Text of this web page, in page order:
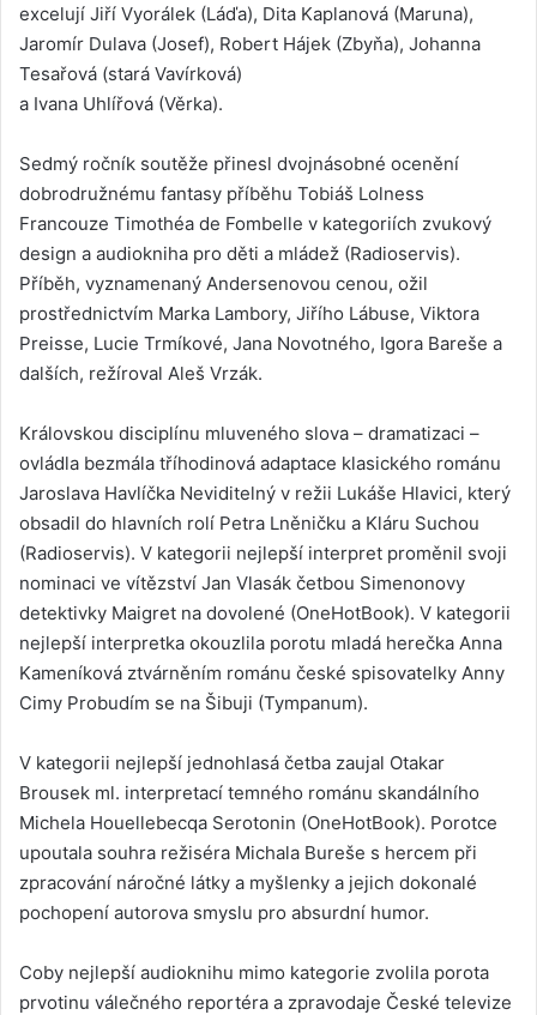
excelují Jiří Vyorálek (Láďa), Dita Kaplanová (Maruna),
Jaromír Dulava (Josef), Robert Hájek (Zbyňa), Johanna
Tesařová (stará Vavírková)
a Ivana Uhlířová (Věrka).
Sedmý ročník soutěže přinesl dvojnásobné ocenění
dobrodružnému fantasy příběhu Tobiáš Lolness
Francouze Timothéa de Fombelle v kategoriích zvukový
design a audiokniha pro děti a mládež (Radioservis).
Příběh, vyznamenaný Andersenovou cenou, ožil
prostřednictvím Marka Lambory, Jiřího Lábuse, Viktora
Preisse, Lucie Trmíkové, Jana Novotného, Igora Bareše a
dalších, režíroval Aleš Vrzák.
Královskou disciplínu mluveného slova – dramatizaci –
ovládla bezmála tříhodinová adaptace klasického románu
Jaroslava Havlíčka Neviditelný v režii Lukáše Hlavici, který
obsadil do hlavních rolí Petra Lněničku a Kláru Suchou
(Radioservis). V kategorii nejlepší interpret proměnil svoji
nominaci ve vítězství Jan Vlasák četbou Simenonovy
detektivky Maigret na dovolené (OneHotBook). V kategorii
nejlepší interpretka okouzlila porotu mladá herečka Anna
Kameníková ztvárněním románu české spisovatelky Anny
Cimy Probudím se na Šibuji (Tympanum).
V kategorii nejlepší jednohlasá četba zaujal Otakar
Brousek ml. interpretací temného románu skandálního
Michela Houellebecqa Serotonin (OneHotBook). Porotce
upoutala souhra režiséra Michala Bureše s hercem při
zpracování náročné látky a myšlenky a jejich dokonalé
pochopení autorova smyslu pro absurdní humor.
Coby nejlepší audioknihu mimo kategorie zvolila porota
prvotinu válečného reportéra a zpravodaje České televize